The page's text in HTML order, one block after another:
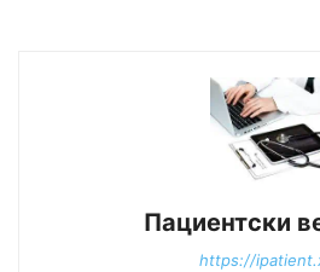
Пациентски
https://